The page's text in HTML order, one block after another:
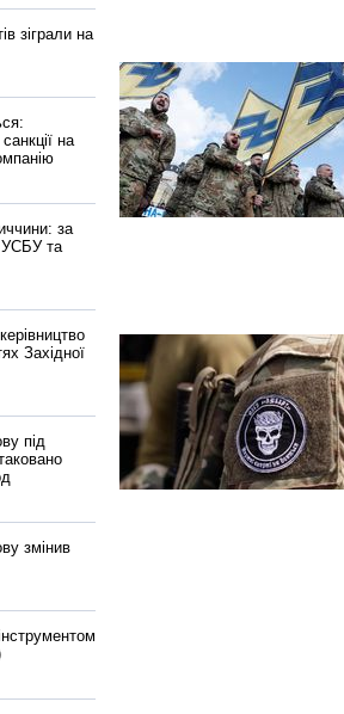
зіграли на
на
за
УСБУ та
Західної
під
змінив